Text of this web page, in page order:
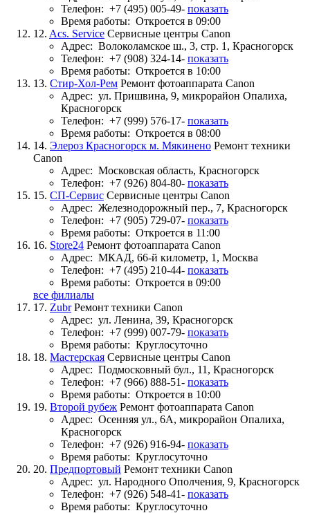
Телефон: +7 (495) 005-49- показать
Время работы: Откроется в 09:00
12. Acs. Service Сервисные центры Canon
Адрес: Волоколамское ш., 3, стр. 1, Красногорск
Телефон: +7 (908) 324-14- показать
Время работы: Откроется в 10:00
13. Стир-Хол-Рем Ремонт фотоаппарата Canon
Адрес: ул. Пришвина, 9, микрорайон Опалиха,
Красногорск
Телефон: +7 (999) 576-17- показать
Время работы: Откроется в 08:00
14. Элероз Красногорск м. Мякинено Ремонт техники
Canon
Адрес: Московская область, Красногорск
Телефон: +7 (926) 804-80- показать
15. СП-Сервис Сервисные центры Canon
Адрес: Железнодорожный пер., 7, Красногорск
Телефон: +7 (905) 729-07- показать
Время работы: Откроется в 11:00
16. Store24 Ремонт фотоаппарата Canon
Адрес: МКАД, 66-й километр, 1, Москва
Телефон: +7 (495) 210-44- показать
Время работы: Откроется в 09:00
все филиалы
17. Zubr Ремонт техники Canon
Адрес: ул. Ленина, 39, Красногорск
Телефон: +7 (999) 007-79- показать
Время работы: Круглосуточно
18. Мастерская Сервисные центры Canon
Адрес: Подмосковный бул., 11, Красногорск
Телефон: +7 (966) 888-51- показать
Время работы: Откроется в 10:00
19. Второй рубеж Ремонт фотоаппарата Canon
Адрес: Осенняя ул., 6А, микрорайон Опалиха,
Красногорск
Телефон: +7 (926) 916-94- показать
Время работы: Круглосуточно
20. Предпортовый Ремонт техники Canon
Адрес: ул. Народного Ополчения, 9, Красногорск
Телефон: +7 (926) 548-41- показать
Время работы: Круглосуточно